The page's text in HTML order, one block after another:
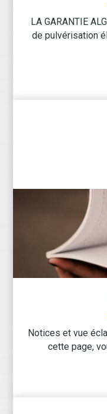
LA GARANTIE
de pulvérisation
Notices et vue
cette page,